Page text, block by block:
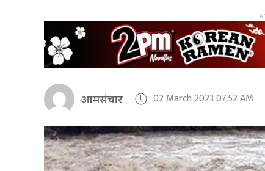
आमसंचार 02 March 2023 07:52 AM